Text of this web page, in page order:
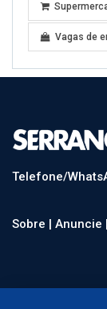
Vagas de
Telefone/
Sobre | Anuncie |